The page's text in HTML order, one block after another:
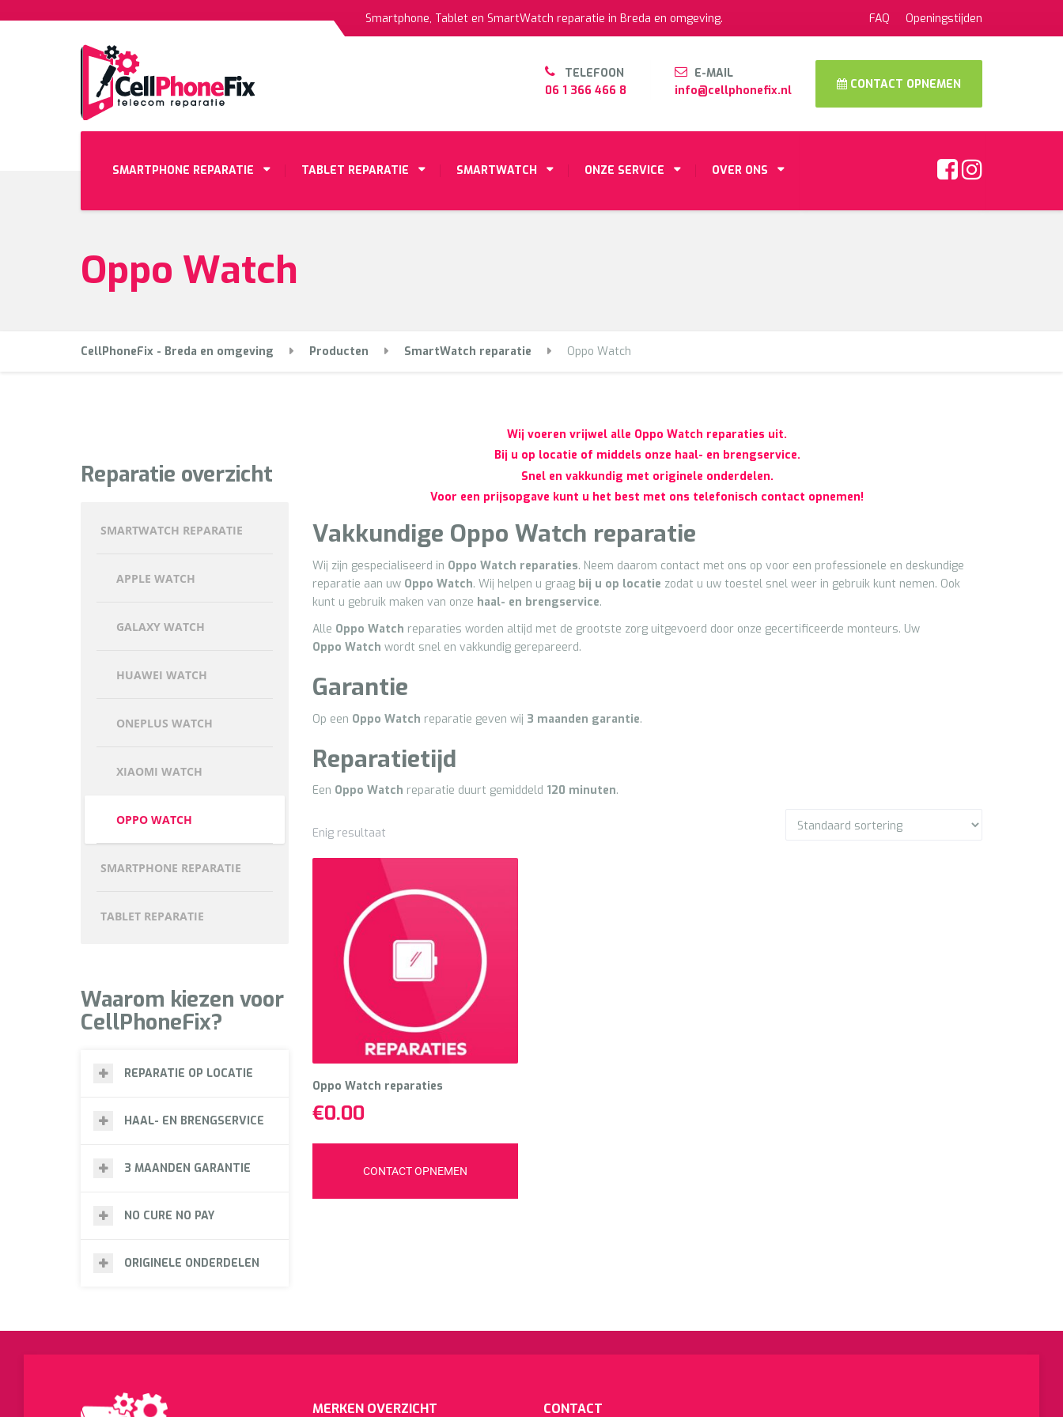
Smartphone, Tablet en SmartWatch reparatie in Breda en omgeving. FAQ Openingstijden
SMARTPHONE REPARATIE TABLET REPARATIE SMARTWATCH ONZE SERVICE OVER ONS
TELEFOON
06 1 366 466 8
E-MAIL
info@cellphonefix.nl
CONTACT OPNEMEN
Oppo Watch
CellPhoneFix - Breda en omgeving Producten SmartWatch reparatie Oppo Watch
Wij voeren vrijwel alle Oppo Watch reparaties uit.
Bij u op locatie of middels onze haal- en brengservice.
Snel en vakkundig met originele onderdelen.
Voor een prijsopgave kunt u het best met ons telefonisch contact opnemen!
Vakkundige Oppo Watch reparatie
Wij zijn gespecialiseerd in Oppo Watch reparaties. Neem daarom contact met ons op voor een professionele en deskundige
reparatie aan uw Oppo Watch. Wij helpen u graag bij u op locatie zodat u uw toestel snel weer in gebruik kunt nemen. Ook
kunt u gebruik maken van onze haal- en brengservice.
Alle Oppo Watch reparaties worden altijd met de grootste zorg uitgevoerd door onze gecertificeerde monteurs. Uw
Oppo Watch wordt snel en vakkundig gerepareerd.
Garantie
Op een Oppo Watch reparatie geven wij 3 maanden garantie.
Reparatietijd
Een Oppo Watch reparatie duurt gemiddeld 120 minuten.
Enig resultaat
Oppo Watch reparaties
€0.00
CONTACT OPNEMEN
Reparatie overzicht
SMARTWATCH REPARATIE
APPLE WATCH
GALAXY WATCH
HUAWEI WATCH
ONEPLUS WATCH
XIAOMI WATCH
OPPO WATCH
SMARTPHONE REPARATIE
TABLET REPARATIE
Waarom kiezen voor
CellPhoneFix?
REPARATIE OP LOCATIE
HAAL- EN BRENGSERVICE
3 MAANDEN GARANTIE
NO CURE NO PAY
ORIGINELE ONDERDELEN
MERKEN OVERZICHT CONTACT